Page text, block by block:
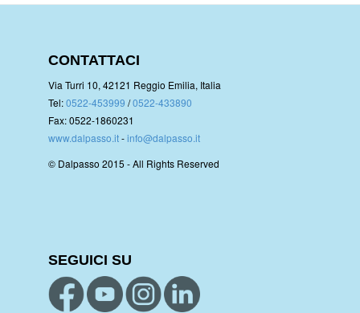
CONTATTACI
Via Turri 10, 42121 Reggio Emilia, Italia
Tel:0522-453999 /0522-433890
Fax: 0522-1860231
www.dalpasso.it-info@dalpasso.it
© Dalpasso 2015 - All Rights Reserved
SEGUICI SU